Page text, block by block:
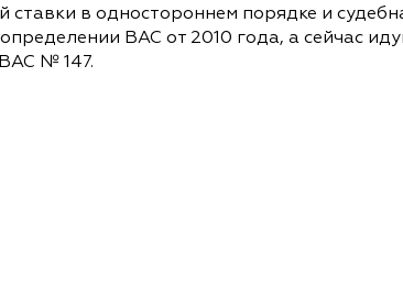
ставки в одностороннем порядке и
ВАС от 2010 года, а сейчас
№ 147.